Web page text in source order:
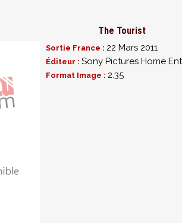
Action in Venice, Canal Chats etTourist
The Tourist
Sortie France : 22 Mars 2011
Éditeur : Sony Pictures Home
Format Image : 2.35